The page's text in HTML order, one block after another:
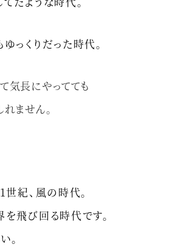
っくりだった時代。
気長にやってても
れません。
紀、風の時代。
飛び回る時代です。
。